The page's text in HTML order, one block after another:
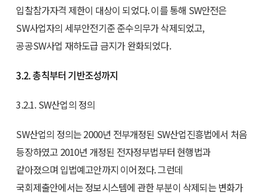
입찰참가자격 제한이 대상이 되었다. 이를 통해 SW안전은
SW사업자의 세부안전기준 준수의무가 삭제되었고,
공공SW사업 재하도급 금지가 완화되었다.
3.2. 총칙부터 기반조성까지
3.2.1. SW산업의 정의
SW산업의 정의는 2000년 전부개정된 SW산업진흥법에서 처음
등장하였고 2010년 개정된 전자정부법부터 현행법과
같아졌으며 입법예고안까지 이어졌다. 그런데
국회제출안에서는 정보시스템에 관한 부분이 삭제되는 변화가